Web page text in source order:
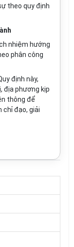
theo quy định
nhiệm hướng
phân công
định này,
địa phương kịp
thông để
chỉđạo, giải